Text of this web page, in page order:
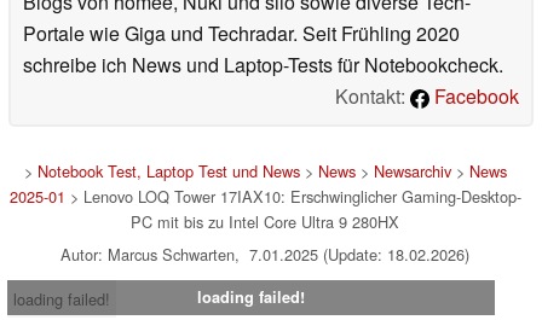
Portale wie Giga und Techradar. Seit Frühling 2020
schreibe ich News und Laptop-Tests für Notebookcheck.
Kontakt:
Facebook
> Notebook Test, Laptop Test und News> News> Newsarchiv> News
2025-01 > Lenovo LOQ Tower 17IAX10: Erschwinglicher Gaming-Desktop-
PC mit bis zu Intel Core Ultra 9 280HX
Autor: Marcus Schwarten, 7.01.2025 (Update: 18.02.2026)
loading failed!
loading failed!